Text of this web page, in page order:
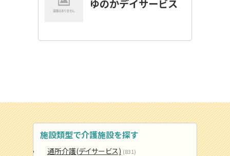
施設類型で介護施設を探す
通所介護(デイサービス) (831)